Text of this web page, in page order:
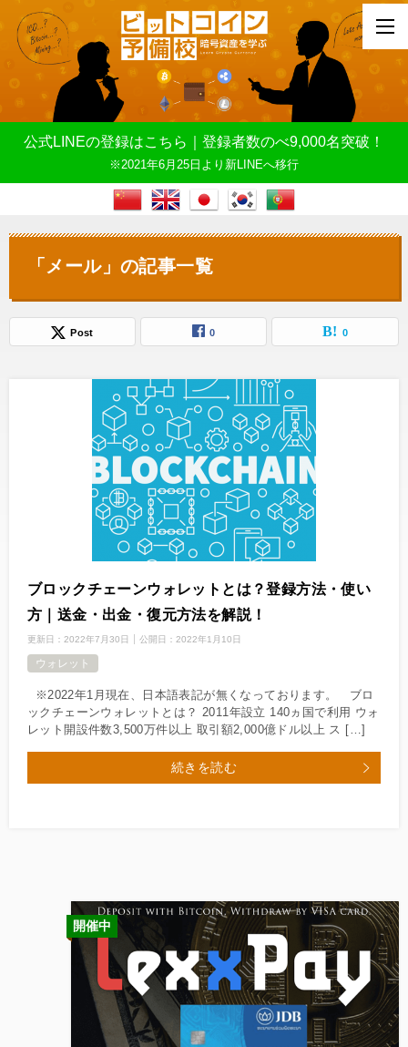
公式LINEの登録はこちら｜登録者数のべ9,000名突破！
※2021年6月25日より新LINEへ移行
「メール」の記事一覧
Post 0 0
ブロックチェーンウォレットとは？登録方法・使い
方｜送金・出金・復元方法を解説！
更新日： 2022年7月30日 公開日： 2022年1月10日
ウォレット
※2022年1月現在、日本語表記が無くなっております。 ブロ
ックチェーンウォレットとは？ 2011年設立 140ヵ国で利用 ウォ
レット開設件数3,500万件以上 取引額2,000億ドル以上 ス […]
続きを読む
開催中